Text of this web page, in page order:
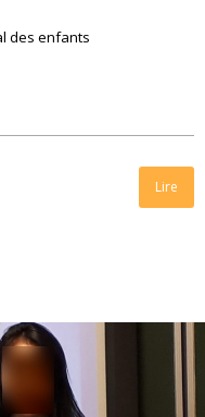
des enfants
Lire